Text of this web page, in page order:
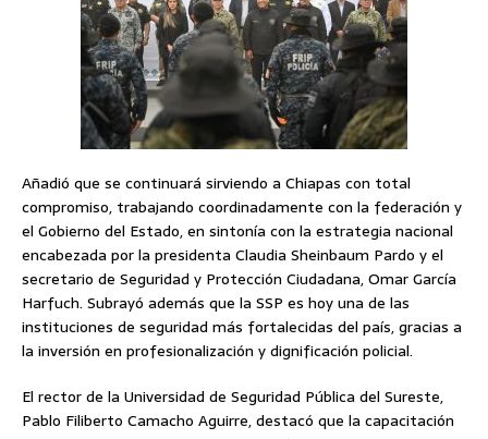
Añadió que se continuará sirviendo a Chiapas con total
compromiso, trabajando coordinadamente con la federación y
el Gobierno del Estado, en sintonía con la estrategia nacional
encabezada por la presidenta Claudia Sheinbaum Pardo y el
secretario de Seguridad y Protección Ciudadana, Omar García
Harfuch. Subrayó además que la SSP es hoy una de las
instituciones de seguridad más fortalecidas del país, gracias a
la inversión en profesionalización y dignificación policial.
El rector de la Universidad de Seguridad Pública del Sureste,
Pablo Filiberto Camacho Aguirre, destacó que la capacitación